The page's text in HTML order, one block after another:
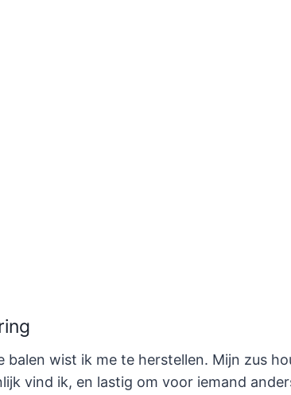
balen wist ik me te herstellen. Mijn zus
vind ik, en lastig om voor iemand